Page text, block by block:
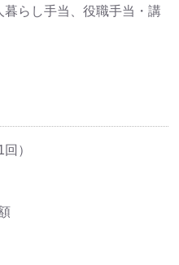
らし手当、役職手当・講
）